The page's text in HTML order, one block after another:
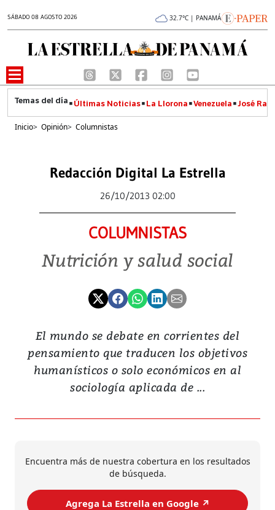
SÁBADO 08 AGOSTO 2026 32.7°C | PANAMÁ
Últimas Noticias La Llorona Venezuela José
Inicio> Opinión> Columnistas
Redacción Digital La Estrella
26/10/2013 02:00
COLUMNISTAS
Nutrición y salud social
El mundo se debate en corrientes del
pensamiento que traducen los objetivos
humanísticos o solo económicos en al
sociología aplicada de ...
Encuentra más de nuestra cobertura en los resultados
de búsqueda.
Agrega La Estrella en Google ↗️